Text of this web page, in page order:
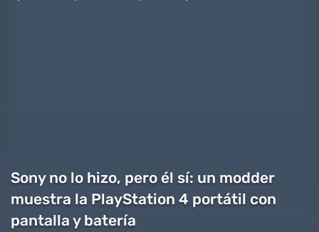
Sony no lo hizo, pero él sí: un modder
muestra la PlayStation 4 portátil con
pantalla y batería